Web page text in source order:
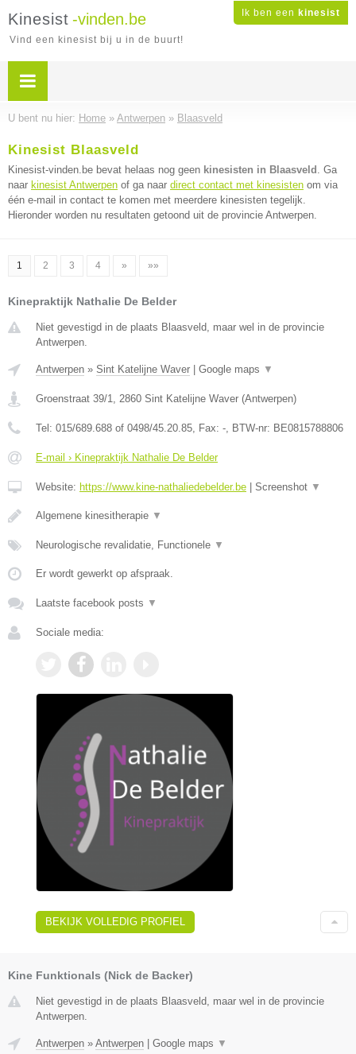
Ik ben een kinesist
Kinesist -vinden.be
Vind een kinesist bij u in de buurt!
U bent nu hier: Home » Antwerpen » Blaasveld
Kinesist Blaasveld
Kinesist-vinden.be bevat helaas nog geen kinesisten in Blaasveld . Ga
naar kinesist Antwerpen of ga naar direct contact met kinesisten om via
één e-mail in contact te komen met meerdere kinesisten tegelijk.
Hieronder worden nu resultaten getoond uit de provincie Antwerpen.
1 2 3 4 » »»
Kinepraktijk Nathalie De Belder
Niet gevestigd in de plaats Blaasveld, maar wel in de provincie
Antwerpen.
Antwerpen » Sint Katelijne Waver Google maps ▼
Groenstraat 39/1, 2860 Sint Katelijne Waver (Antwerpen)
Tel: 015/689.688 of 0498/45.20.85, Fax: -, BTW-nr: BE0815788806
E-mail › Kinepraktijk Nathalie De Belder
Website: https://www.kine-nathaliedebelder.be Screenshot ▼
Algemene kinesitherapie ▼
Neurologische revalidatie, Functionele ▼
Er wordt gewerkt op afspraak.
Laatste facebook posts ▼
Sociale media:
BEKIJK VOLLEDIG PROFIEL
Kine Funktionals (Nick de Backer)
Niet gevestigd in de plaats Blaasveld, maar wel in de provincie
Antwerpen.
Antwerpen » Antwerpen Google maps ▼